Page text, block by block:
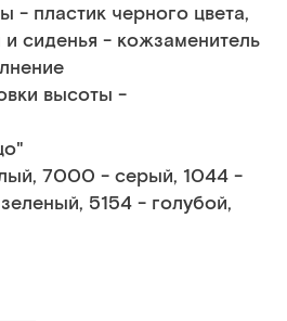
- пластик черного цвета,
сиденья - кожзаменитель
высоты -
7000 - серый, 1044 -
5154 - голубой,